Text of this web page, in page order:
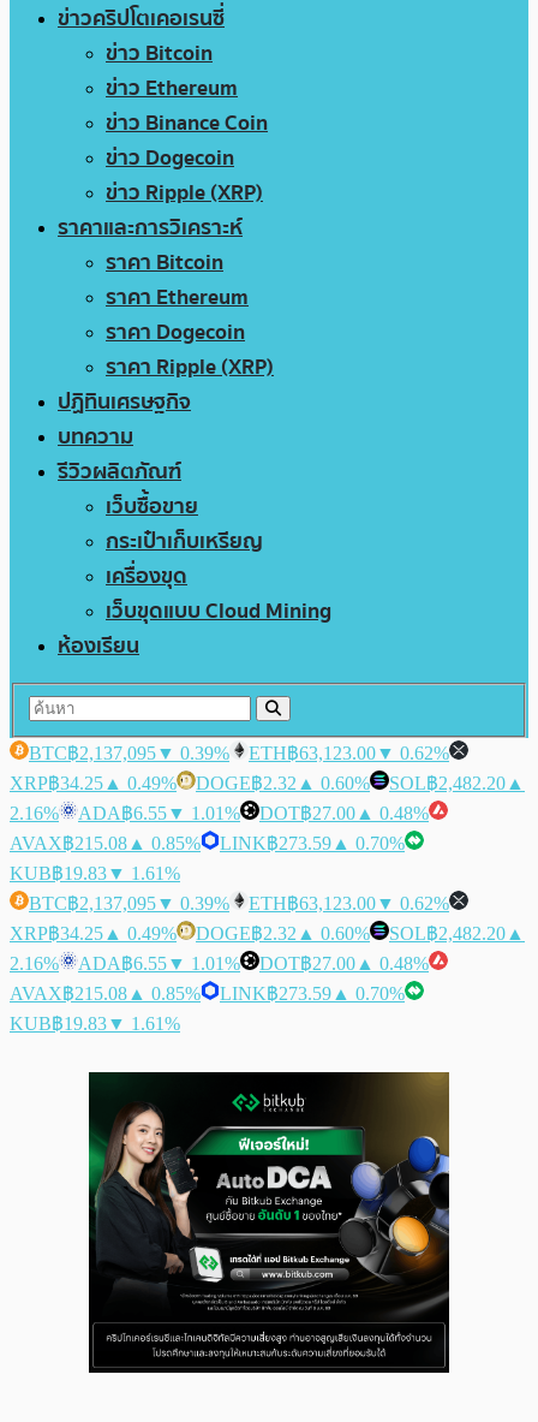
ข่าวคริปโตเคอเรนซี่
ข่าว Bitcoin
ข่าว Ethereum
ข่าว Binance Coin
ข่าว Dogecoin
ข่าว Ripple (XRP)
ราคาและการวิเคราะห์
ราคา Bitcoin
ราคา Ethereum
ราคา Dogecoin
ราคา Ripple (XRP)
ปฏิทินเศรษฐกิจ
บทความ
รีวิวผลิตภัณฑ์
เว็บซื้อขาย
กระเป๋าเก็บเหรียญ
เครื่องขุด
เว็บขุดแบบ Cloud Mining
ห้องเรียน
BTC฿2,137,095▼ 0.39% ETH฿63,123.00▼ 0.62%
XRP฿34.25 ▲ 0.49% DOGE฿2.32 ▲ 0.60% SOL฿2,482.20 ▲
2.16%
ADA฿6.55▼ 1.01% DOT฿27.00 ▲ 0.48%
AVAX฿215.08 ▲ 0.85% LINK฿273.59 ▲ 0.70%
KUB฿19.83▼ 1.61%
BTC฿2,137,095▼ 0.39% ETH฿63,123.00▼ 0.62%
XRP฿34.25 ▲ 0.49% DOGE฿2.32 ▲ 0.60% SOL฿2,482.20 ▲
2.16%
ADA฿6.55▼ 1.01% DOT฿27.00 ▲ 0.48%
AVAX฿215.08 ▲ 0.85% LINK฿273.59 ▲ 0.70%
KUB฿19.83▼ 1.61%